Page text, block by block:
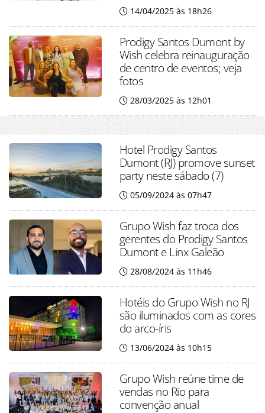
14/04/2025 às 18h26
Prodigy Santos Dumont by
Wish celebra reinauguração
de centro de eventos; veja
fotos
28/03/2025 às 12h01
Hotel Prodigy Santos
Dumont (RJ) promove sunset
party neste sábado (7)
05/09/2024 às 07h47
Grupo Wish faz troca dos
gerentes do Prodigy Santos
Dumont e Linx Galeão
28/08/2024 às 11h46
Hotéis do Grupo Wish no RJ
são iluminados com as cores
do arco-íris
13/06/2024 às 10h15
Grupo Wish reúne time de
vendas no Rio para
convenção anual